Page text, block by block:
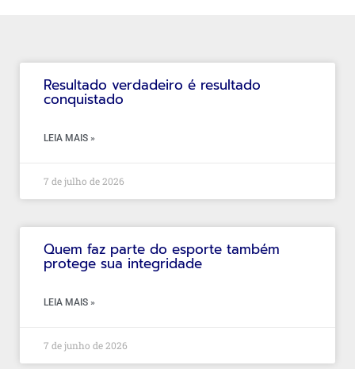
Resultado verdadeiro é resultado
conquistado
LEIA MAIS »
7 de julho de 2026
Quem faz parte do esporte também
protege sua integridade
LEIA MAIS »
7 de junho de 2026